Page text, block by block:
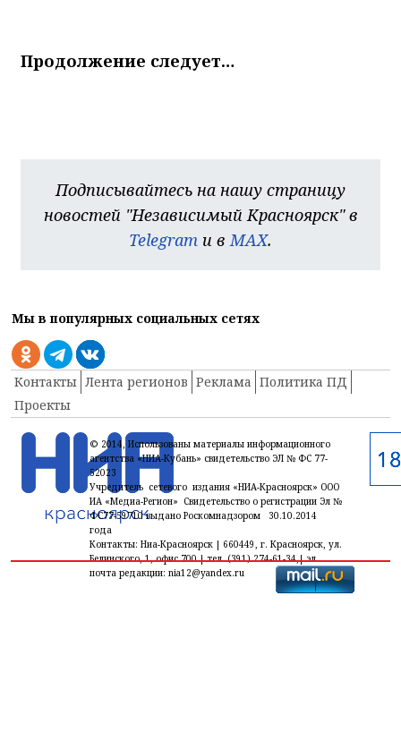
Продолжение следует…
Подписывайтесь на нашу страницу
новостей "Независимый Красноярск" в
Telegram и в MAX.
Мы в популярных социальных сетях
Контакты Лента регионов Реклама Политика ПД
Проекты
© 2014, Использованы материалы информационного
агентства «НИА-Кубань» свидетельство ЭЛ № ФС 77-
52023
Учредитель сетевого издания «НИА-Красноярск» ООО
ИА «Медиа-Регион» Свидетельство о регистрации Эл №
ФС77-59710 выдано Роскомнадзором 30.10.2014
года
Контакты: Ниа-Красноярск | 660449, г. Красноярск, ул.
Белинского, 1, офис 700 | тел. (391) 274-61-34,| эл.
почта редакции: nia12@yandex.ru